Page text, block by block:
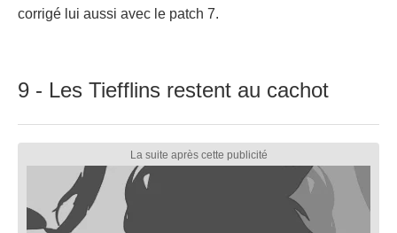
corrigé lui aussi avec le patch 7.
9 - Les Tiefflins restent au cachot